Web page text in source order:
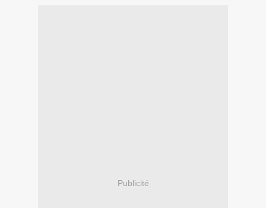
Publicité